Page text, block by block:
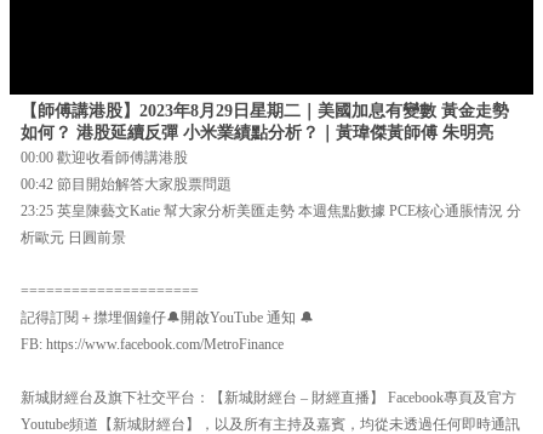
【師傅講港股】2023年8月29日星期二｜美國加息有變數 黃金走勢
如何？ 港股延續反彈 小米業績點分析？｜黃瑋傑黃師傅 朱明亮
00:00 歡迎收看師傅講港股
00:42 節目開始解答大家股票問題
23:25 英皇陳藝文Katie 幫大家分析美匯走勢 本週焦點數據 PCE核心通脹情況 分
析歐元 日圓前景
=====================
記得訂閱＋㩒埋個鐘仔🔔開啟YouTube 通知 🔔
FB: https://www.facebook.com/MetroFinance
新城財經台及旗下社交平台：【新城財經台 – 財經直播】 Facebook專頁及官方
Youtube頻道【新城財經台】，以及所有主持及嘉賓，均從未透過任何即時通訊